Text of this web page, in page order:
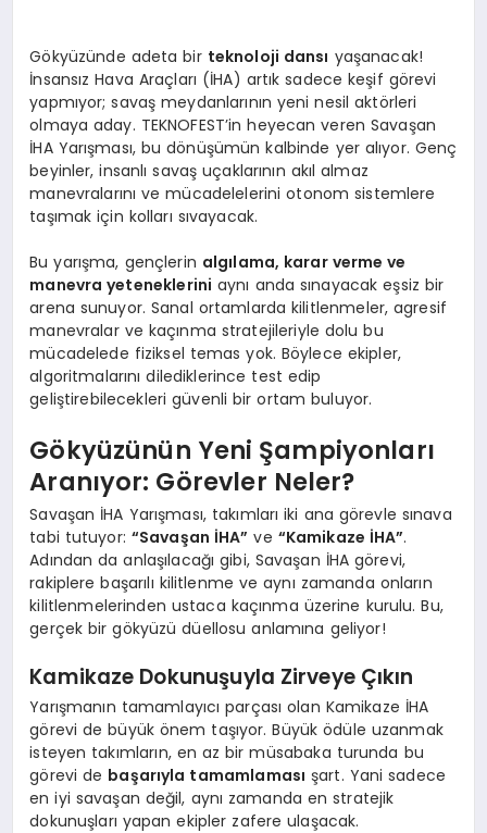
Gökyüzünde adeta bir teknoloji dansı yaşanacak!
İnsansız Hava Araçları (İHA) artık sadece keşif görevi
yapmıyor; savaş meydanlarının yeni nesil aktörleri
olmaya aday. TEKNOFEST’in heyecan veren Savaşan
İHA Yarışması, bu dönüşümün kalbinde yer alıyor. Genç
beyinler, insanlı savaş uçaklarının akıl almaz
manevralarını ve mücadelelerini otonom sistemlere
taşımak için kolları sıvayacak.
Bu yarışma, gençlerin algılama, karar verme ve
manevra yeteneklerini aynı anda sınayacak eşsiz bir
arena sunuyor. Sanal ortamlarda kilitlenmeler, agresif
manevralar ve kaçınma stratejileriyle dolu bu
mücadelede fiziksel temas yok. Böylece ekipler,
algoritmalarını dilediklerince test edip
geliştirebilecekleri güvenli bir ortam buluyor.
Gökyüzünün Yeni Şampiyonları
Aranıyor: Görevler Neler?
Savaşan İHA Yarışması, takımları iki ana görevle sınava
tabi tutuyor: “Savaşan İHA” ve “Kamikaze İHA”.
Adından da anlaşılacağı gibi, Savaşan İHA görevi,
rakiplere başarılı kilitlenme ve aynı zamanda onların
kilitlenmelerinden ustaca kaçınma üzerine kurulu. Bu,
gerçek bir gökyüzü düellosu anlamına geliyor!
Kamikaze Dokunuşuyla Zirveye Çıkın
Yarışmanın tamamlayıcı parçası olan Kamikaze İHA
görevi de büyük önem taşıyor. Büyük ödüle uzanmak
isteyen takımların, en az bir müsabaka turunda bu
görevi de başarıyla tamamlaması şart. Yani sadece
en iyi savaşan değil, aynı zamanda en stratejik
dokunuşları yapan ekipler zafere ulaşacak.